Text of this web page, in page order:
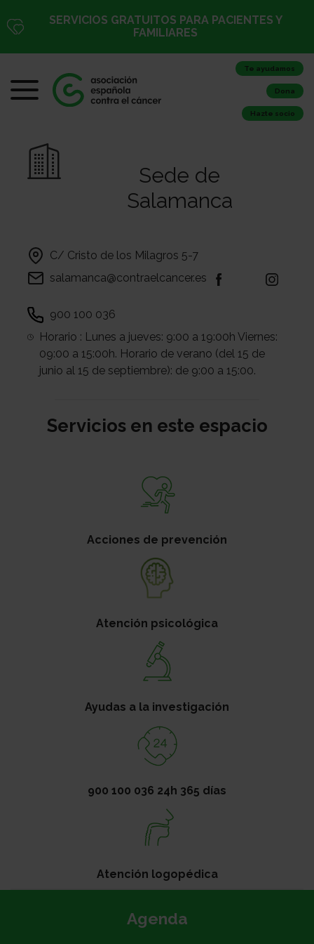
SERVICIOS GRATUITOS PARA PACIENTES Y
FAMILIARES
Te ayudamos
Dona
Hazte socio
Sede de
Salamanca
C/ Cristo de los Milagros 5-7
salamanca@contraelcancer.es
900 100 036
Horario : Lunes a jueves: 9:00 a 19:00h Viernes:
09:00 a 15:00h. Horario de verano (del 15 de
junio al 15 de septiembre): de 9:00 a 15:00.
Servicios en este espacio
Acciones de prevención
Atención psicológica
Ayudas a la investigación
900 100 036 24h 365 días
Atención logopédica
Agenda